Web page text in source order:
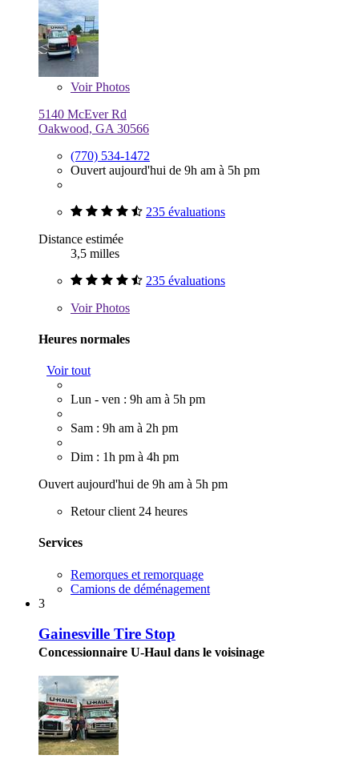
VoirPhotos
5140 McEver Rd
Oakwood, GA 30566
(770) 534-1472
Ouvert aujourd'hui de 9h am à 5h pm
235 évaluations
Distance estimée
3,5 milles
235 évaluations
VoirPhotos
Heures normales
Voir tout
Lun - ven : 9h am à 5h pm
Sam : 9h am à 2h pm
Dim : 1h pm à 4h pm
Ouvert aujourd'hui de 9h am à 5h pm
Retour client 24 heures
Services
Remorques et remorquage
Camions de déménagement
3
Gainesville Tire Stop
Concessionnaire U-Haul dans le voisinage